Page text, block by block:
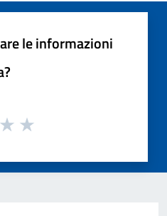
le informazioni